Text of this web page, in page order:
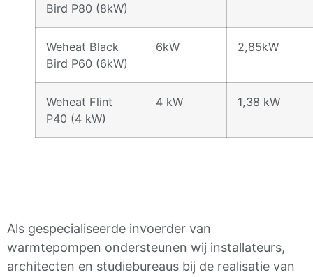
Bird P80 (8kW)
Weheat Black
Bird P60 (6kW)
6kW 2,85kW
Weheat Flint
P40 (4 kW)
4 kW 1,38 kW
Als gespecialiseerde invoerder van
warmtepompen ondersteunen wij installateurs,
architecten en studiebureaus bij de realisatie van